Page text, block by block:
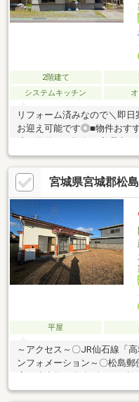
2階建て
システムキッチン
リフォーム済みなので＼即
お迎え可能です◎■物件おす
の安心住宅♪・一押しのスー
道路なので日当たり良好☆■
校 徒歩13分・第二中学校
ウジエスーパ 徒歩10分・
ドラッグ 徒歩10分・トラ
宮城県宮城郡松
平屋
～アクセス～〇JR仙石線「
ンフォメーション～〇松島
約１１分